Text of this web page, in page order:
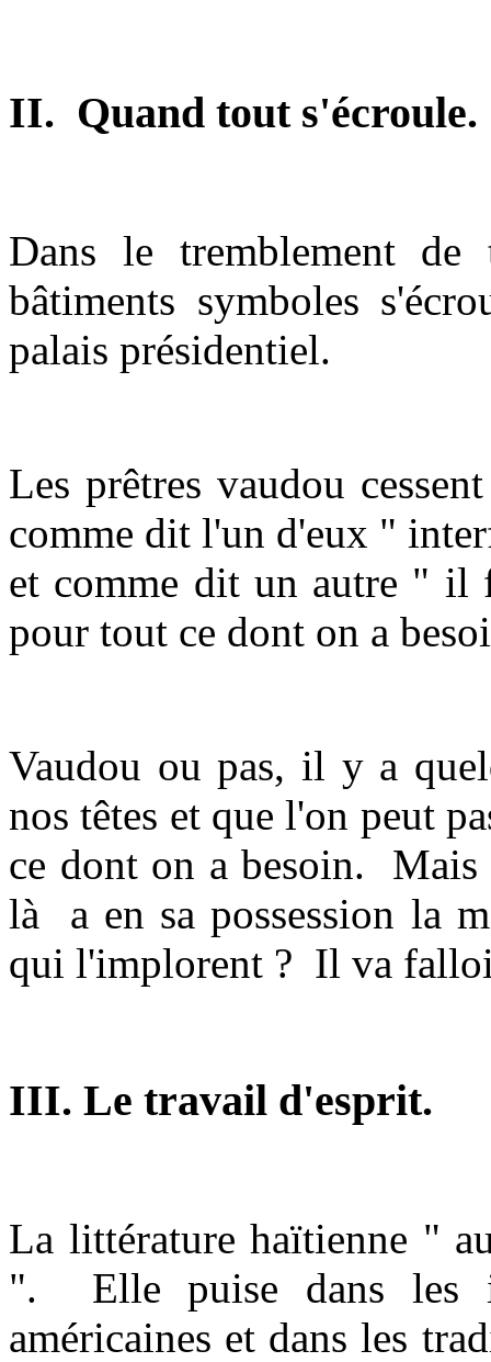
II. Quand tout s'écroule.
Dans le tremblement
bâtiments symboles
palais présidentiel.
Les prêtres vaudou
comme dit l'un d'eux "
et comme dit un autre " il
pour tout ce dont on a
Vaudou ou pas, il y a
nos têtes et que l'on peut
ce dont on a besoin. Mais
là a en sa possession la
qui l'implorent ? Il va
III. Le travail d'esprit.
La littérature haïtienne "
". Elle puise dans les
américaines et dans les